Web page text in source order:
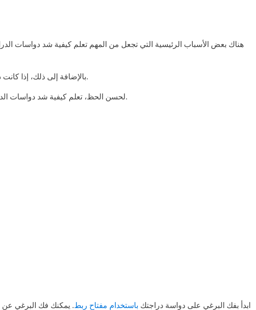
هناك بعض الأسباب الرئيسية التي تجعل من المهم تعلم كيفية شد دواسات
بالإضافة إلى ذلك، إذا كانت دواسات دراجتك مشدودة للغاية، فقد يتسبب ذلك في ضغط غير ضروري وإجهاد على دراجتك، مما قد يسبب أضراراً بمرور الوقت.
لحسن الحظ، تعلم كيفية شد دواسات الدراجة هو عملية سريعة وسهلة تنطوي فقط على بعض الخطوات الأساسية. للبدء، ستحتاج إلى التأكد من أن لديك الأدوات الصحيحة.
ابدأ بفك البرغي على دواسة دراجتك باستخدام مفتاح ربط. يمكنك فك البرغي عن